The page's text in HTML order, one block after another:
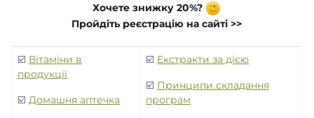
Хочете знижку 20%?
Пройдіть реєстрацію на сайті >>
☑️ Вітаміни в
продукції
☑️ Домашня аптечка
☑️ Екстракти за дією
☑️ Принципи складання
програм